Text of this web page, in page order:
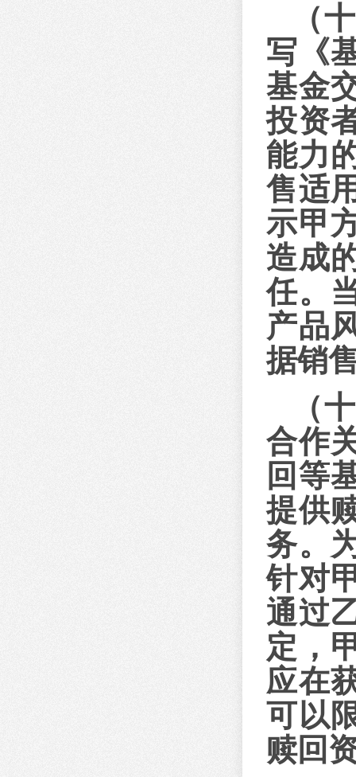
（
写《
基金
投资
能力
售适
示甲
造成
任。
产品
据销
（
合作
回等
提供
务。
针对
通过
定，
应在
可以
赎回